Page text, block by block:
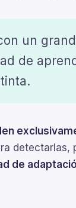
un
de
de